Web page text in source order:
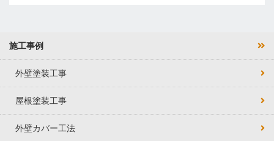
施工事例
外壁塗装工事
屋根塗装工事
外壁カバー工法